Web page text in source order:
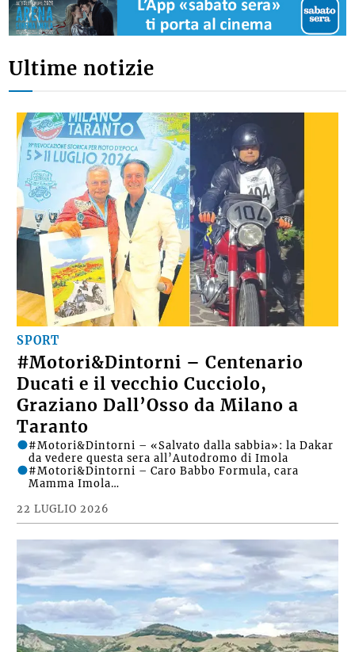
Ultime notizie
SPORT
#Motori&Dintorni – Centenario
Ducati e il vecchio Cucciolo,
Graziano Dall’Osso da Milano a
Taranto
22 LUGLIO 2026
#Motori&Dintorni – «Salvato dalla sabbia»: la Dakar
da vedere questa sera all’Autodromo di Imola
#Motori&Dintorni – Caro Babbo Formula, cara
Mamma Imola…